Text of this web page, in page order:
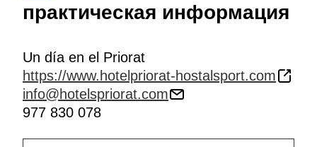
практическая информация
Un día en el Priorat
https://www.hotelpriorat-hostalsport.com
info@hotelspriorat.com
977 830 078